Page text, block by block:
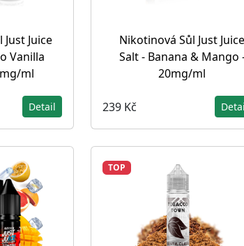
Juice
Vanilla
ml
Detail
Nikotinová Sůl Just Juice
Salt - Banana & Mango
20mg/ml
239 Kč
TOP